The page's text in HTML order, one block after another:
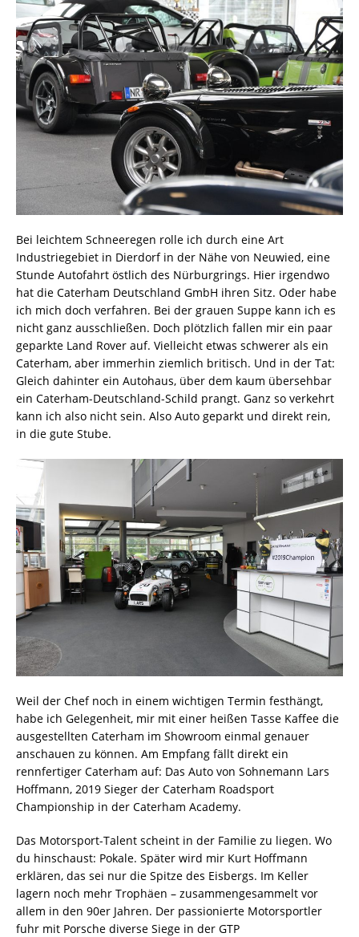
Bei leichtem Schneeregen rolle ich durch eine Art
Industriegebiet in Dierdorf in der Nähe von Neuwied, eine
Stunde Autofahrt östlich des Nürburgrings. Hier irgendwo
hat die Caterham Deutschland GmbH ihren Sitz. Oder habe
ich mich doch verfahren. Bei der grauen Suppe kann ich es
nicht ganz ausschließen. Doch plötzlich fallen mir ein paar
geparkte Land Rover auf. Vielleicht etwas schwerer als ein
Caterham, aber immerhin ziemlich britisch. Und in der Tat:
Gleich dahinter ein Autohaus, über dem kaum übersehbar
ein Caterham-Deutschland-Schild prangt. Ganz so verkehrt
kann ich also nicht sein. Also Auto geparkt und direkt rein,
in die gute Stube.
Weil der Chef noch in einem wichtigen Termin festhängt,
habe ich Gelegenheit, mir mit einer heißen Tasse Kaffee die
ausgestellten Caterham im Showroom einmal genauer
anschauen zu können. Am Empfang fällt direkt ein
rennfertiger Caterham auf: Das Auto von Sohnemann Lars
Hoffmann, 2019 Sieger der Caterham Roadsport
Championship in der Caterham Academy.
Das Motorsport-Talent scheint in der Familie zu liegen. Wo
du hinschaust: Pokale. Später wird mir Kurt Hoffmann
erklären, das sei nur die Spitze des Eisbergs. Im Keller
lagern noch mehr Trophäen – zusammengesammelt vor
allem in den 90er Jahren. Der passionierte Motorsportler
fuhr mit Porsche diverse Siege in der GTP